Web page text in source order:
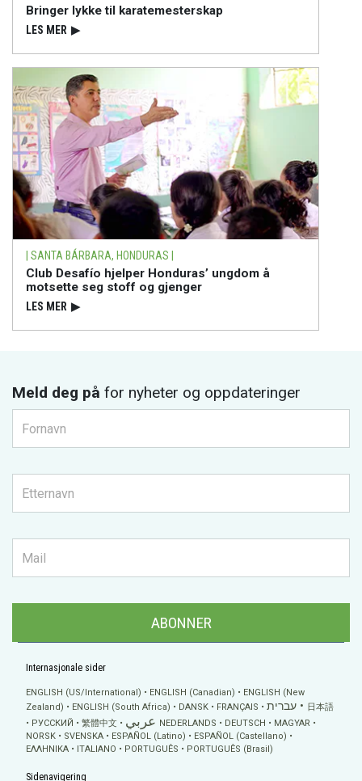
Bringer lykke til karatemesterskap
LES MER ▶
| SANTA BÁRBARA, HONDURAS |
Club Desafío hjelper Honduras’ ungdom å
motsette seg stoff og gjenger
LES MER ▶
Meld deg på for nyheter og oppdateringer
ABONNER
Internasjonale sider
ENGLISH (US/International) ENGLISH (Canadian)
ENGLISH (New
Zealand)
ENGLISH (South Africa) DANSK FRANÇAIS עברית
日本語
РУССКИЙ
繁體中文 عربي NEDERLANDS DEUTSCH
MAGYAR
NORSK
SVENSKA ESPAÑOL (Latino)
ESPAÑOL (Castellano)
ΕΛΛΗΝΙΚA
ITALIANO PORTUGUÊS PORTUGUÊS (Brasil)
Sidenavigering